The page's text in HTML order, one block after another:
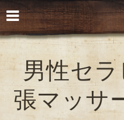
男性セ
張マッサ